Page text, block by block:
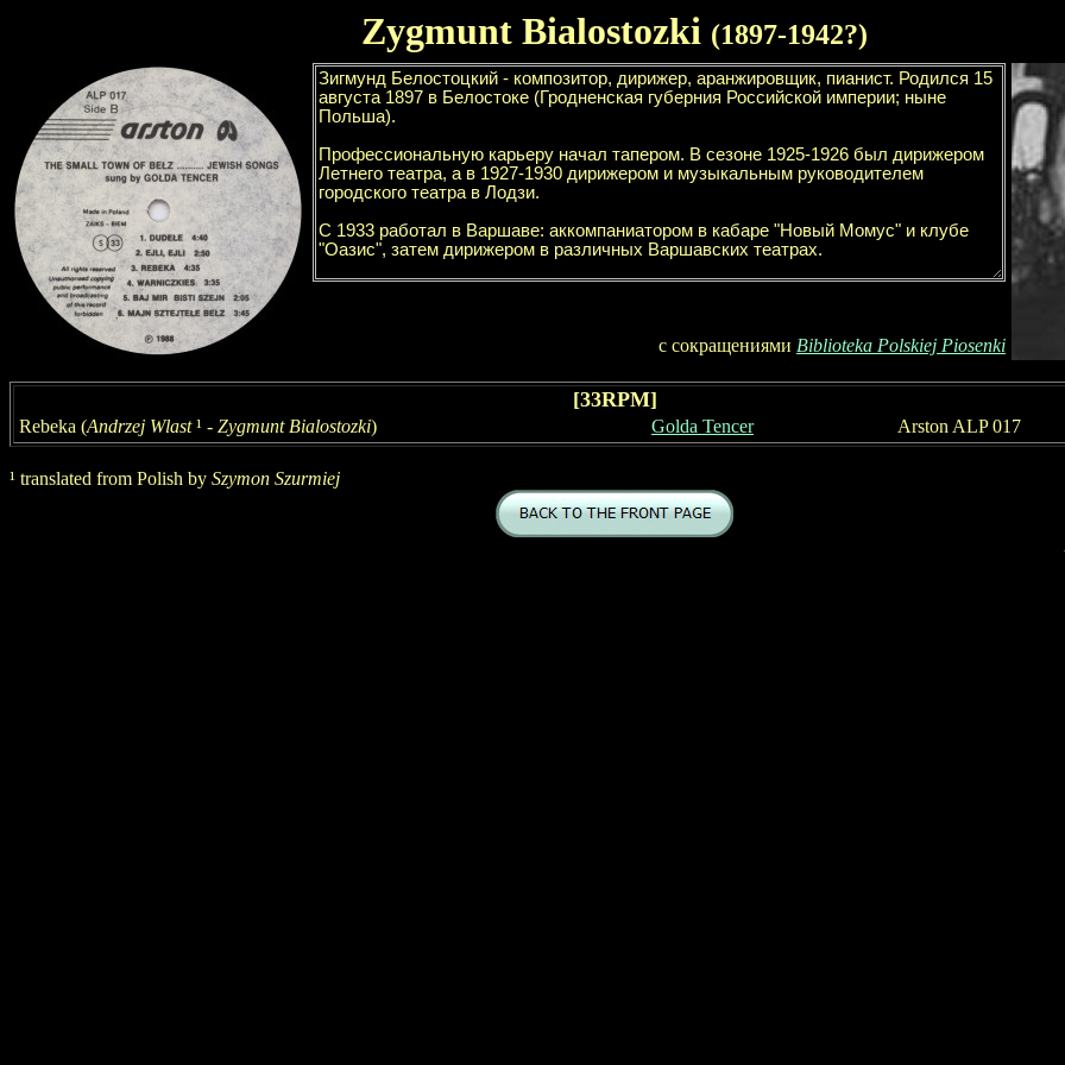
Zygmunt Bialostozki (1897-1942?)
с сокращениями Biblioteka Polskiej Piosenki
[33RPM]
Rebeka (Andrzej Wlast ¹ - Zygmunt Bialostozki) Golda Tencer Arston ALP 017
¹ translated from Polish by Szymon Szurmiej